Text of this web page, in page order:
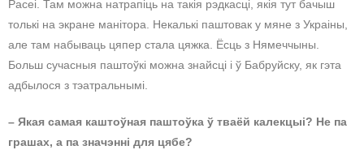
Расеі. Там можна натрапіць на такія рэдкасці, якія тут бачыш
толькі на экране манітора. Некалькі паштовак у мяне з Украіны,
але там набываць цяпер стала цяжка. Ёсць з Нямеччыны.
Больш сучасныя паштоўкі можна знайсці і ў Бабруйску, як гэта
адбылося з тэатральнымі.
– Якая самая каштоўная паштоўка ў тваёй калекцыі? Не па
грашах, а па значэнні для цябе?